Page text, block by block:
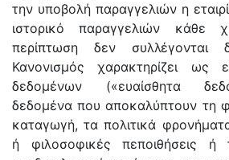
την υποβολή παραγγελιών η
ιστορικό παραγγελιών κάθε
περίπτωση δεν
Κανονισμός χαρακτηρίζει ως
δεδομένων («ευαίσθητα
δεδομένα που αποκαλύπτουν τη
καταγωγή, τα πολιτικά
ή φιλοσοφικές πεποιθήσεις